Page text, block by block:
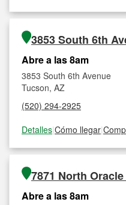
3853 South 6th
Abre a las 8am
3853 South 6th Avenue
Tucson, AZ
(520) 294-2925
Detalles|Cómo llegar|
7871 North
Abre a las 8am